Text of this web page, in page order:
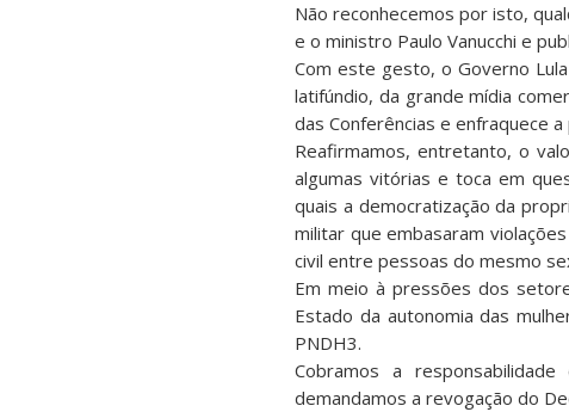
Não reconhecemos por isto,
e o ministro Paulo Vanucchi e
Com este gesto, o Governo
latifúndio, da grande mídia
das Conferências e enfraquece
Reafirmamos, entretanto, o
algumas vitórias e toca em
quais a democratização da
militar que embasaram
civil entre pessoas do mesmo
Em meio à pressões dos
Estado da autonomia das
PNDH3.
Cobramos a
demandamos a revogação do